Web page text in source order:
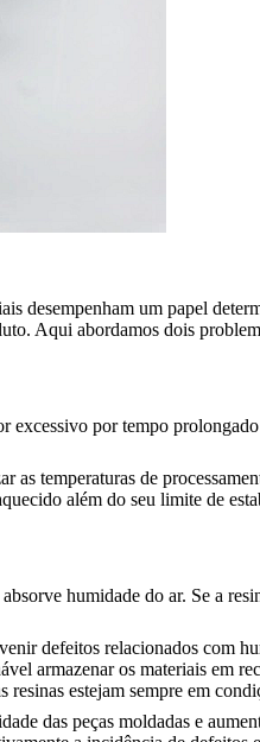
desempenham um papel
Aqui abordamos dois
excessivo por tempo
as temperaturas de
além do seu limite de
humidade do ar. Se a
defeitos relacionados com
armazenar os materiais em
estejam sempre em
das peças moldadas e